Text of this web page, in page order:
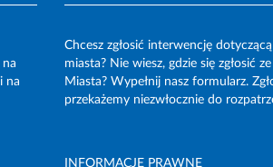
na
Chcesz zgłosić interwencję
miasta? Nie wiesz, gdzie się zgłosić
Miasta? Wypełnij nasz formularz.
przekażemy niezwłocznie do
INFORMACJE PRAWNE